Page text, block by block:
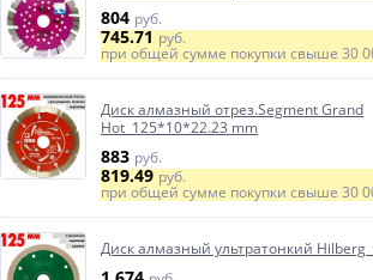
804 руб.
745.71руб.
при общей сумме покупки свыше 30
Диск алмазный отрез.Segment Grand
Hot 125*10*22.23 mm
883 руб.
819.49руб.
при общей сумме покупки свыше 30
Диск алмазный ультратонкий Hilberg